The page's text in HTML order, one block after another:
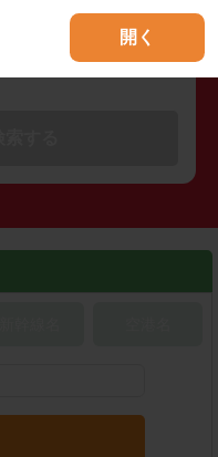
開く